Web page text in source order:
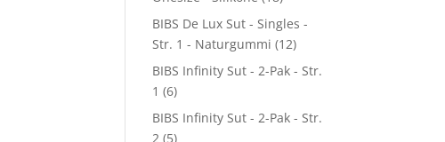
BIBS De Lux Sut - Singles -
Str. 1 - Naturgummi (12)
BIBS Infinity Sut - 2-Pak - Str.
1 (6)
BIBS Infinity Sut - 2-Pak - Str.
2 (5)